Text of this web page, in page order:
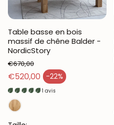
Table basse en bois
massif de chêne Balder -
NordicStory
€520,00 -22%
Prix en solde
Prix habituel
€670,00
1 avis